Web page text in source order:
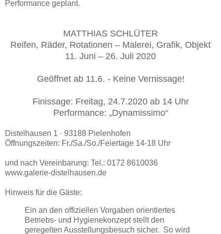
Performance geplant.
MATTHIAS SCHLÜTER
Reifen, Räder, Rotationen – Malerei, Grafik, Objekt
11. Juni – 26. Juli 2020
Geöffnet ab 11.6. - Keine Vernissage!
Finissage: Freitag, 24.7.2020 ab 14 Uhr
Performance: „Dynamissimo“
Distelhausen 1 · 93188 Pielenhofen
Öffnungszeiten: Fr./Sa./So./Feiertage 14-18 Uhr
und nach Vereinbarung: Tel.: 0172 8610036
www.galerie-distelhausen.de
Hinweis für die Gäste:
Ein an den offiziellen Vorgaben orientiertes
Betriebs- und Hygienekonzept stellt den
geregelten Ausstellungsbesuch sicher. So wird